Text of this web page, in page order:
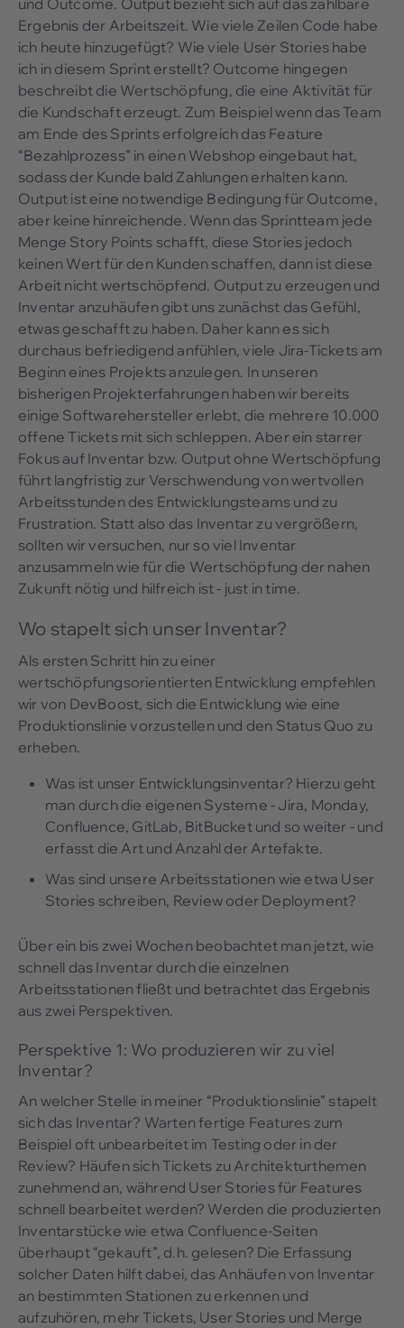
Ergebnis der Arbeitszeit. Wie viele Zeilen Code habe
ich heute hinzugefügt? Wie viele User Stories habe
ich in diesem Sprint erstellt? Outcome hingegen
beschreibt die Wertschöpfung, die eine Aktivität für
die Kundschaft erzeugt. Zum Beispiel wenn das Team
am Ende des Sprints erfolgreich das Feature
“Bezahlprozess” in einen Webshop eingebaut hat,
sodass der Kunde bald Zahlungen erhalten kann.
Output ist eine notwendige Bedingung für Outcome,
aber keine hinreichende. Wenn das Sprintteam jede
Menge Story Points schafft, diese Stories jedoch
keinen Wert für den Kunden schaffen, dann ist diese
Arbeit nicht wertschöpfend. Output zu erzeugen und
Inventar anzuhäufen gibt uns zunächst das Gefühl,
etwas geschafft zu haben. Daher kann es sich
durchaus befriedigend anfühlen, viele Jira-Tickets am
Beginn eines Projekts anzulegen. In unseren
bisherigen Projekterfahrungen haben wir bereits
einige Softwarehersteller erlebt, die mehrere 10.000
offene Tickets mit sich schleppen. Aber ein starrer
Fokus auf Inventar bzw. Output ohne Wertschöpfung
führt langfristig zur Verschwendung von wertvollen
Arbeitsstunden des Entwicklungsteams und zu
Frustration. Statt also das Inventar zu vergrößern,
sollten wir versuchen, nur so viel Inventar
anzusammeln wie für die Wertschöpfung der nahen
Zukunft nötig und hilfreich ist - just in time.
Wo stapelt sich unser Inventar?
Als ersten Schritt hin zu einer
wertschöpfungsorientierten Entwicklung empfehlen
wir von DevBoost, sich die Entwicklung wie eine
Produktionslinie vorzustellen und den Status Quo zu
erheben.
Was ist unser Entwicklungsinventar? Hierzu geht
man durch die eigenen Systeme - Jira, Monday,
Confluence, GitLab, BitBucket und so weiter - und
erfasst die Art und Anzahl der Artefakte.
Was sind unsere Arbeitsstationen wie etwa User
Stories schreiben, Review oder Deployment?
Über ein bis zwei Wochen beobachtet man jetzt, wie
schnell das Inventar durch die einzelnen
Arbeitsstationen fließt und betrachtet das Ergebnis
aus zwei Perspektiven.
Perspektive 1: Wo produzieren wir zu viel
Inventar?
An welcher Stelle in meiner “Produktionslinie” stapelt
sich das Inventar? Warten fertige Features zum
Beispiel oft unbearbeitet im Testing oder in der
Review? Häufen sich Tickets zu Architekturthemen
zunehmend an, während User Stories für Features
schnell bearbeitet werden? Werden die produzierten
Inventarstücke wie etwa Confluence-Seiten
überhaupt “gekauft”, d.h. gelesen? Die Erfassung
solcher Daten hilft dabei, das Anhäufen von Inventar
an bestimmten Stationen zu erkennen und
aufzuhören, mehr Tickets, User Stories und Merge